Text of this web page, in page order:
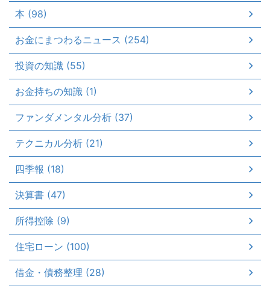
本 (98)
お金にまつわるニュース (254)
投資の知識 (55)
お金持ちの知識 (1)
ファンダメンタル分析 (37)
テクニカル分析 (21)
四季報 (18)
決算書 (47)
所得控除 (9)
住宅ローン (100)
借金・債務整理 (28)